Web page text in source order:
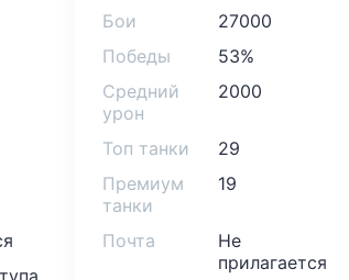
Бои
27000
Победы
53%
Средний
урон
2000
Топ танки
29
Премиум
танки
19
Почта
Не
прилагается